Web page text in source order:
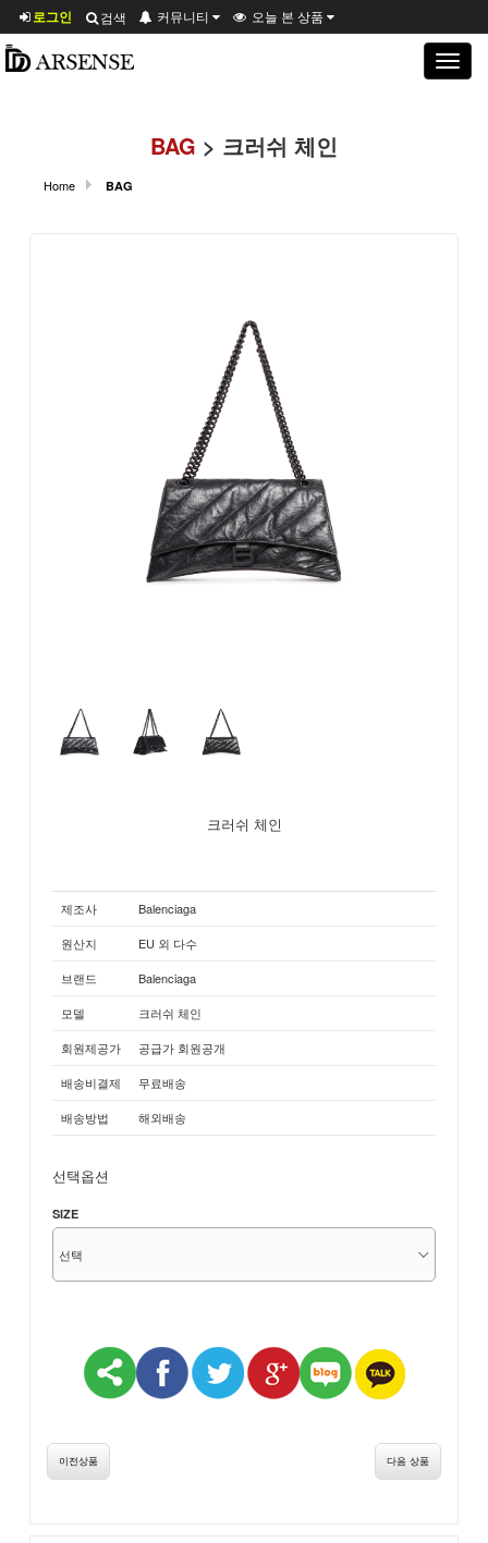
로그인 검색 커뮤니티 오늘 본 상품
Toggle
BAG > 크러쉬 체인
Home BAG
크러쉬 체인
제조사
Balenciaga
원산지
EU 외 다수
브랜드
Balenciaga
모델
크러쉬 체인
회원제공가
공급가 회원공개
배송비결제
무료배송
배송방법
해외배송
선택옵션
SIZE
이전상품 다음 상품